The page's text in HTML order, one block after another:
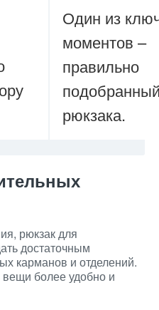
Один из
моментов –
правильно
рюкзака.
рюкзак для
достаточным
карманов и отделений.
вещи более удобно и